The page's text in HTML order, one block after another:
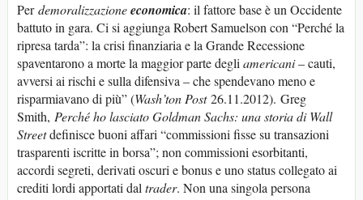
Perdemoralizzazioneeconomica: il fattore base è un Occidente
battuto in gara. Ci si aggiunga Robert Samuelson con “Perché la
ripresa tarda”: la crisi finanziaria e la Grande Recessione
spaventarono a morte la maggior parte degliamericani– cauti,
avversi ai rischi e sulla difensiva – che spendevano meno e
risparmiavano di più” (Wash’ton Post26.11.2012). Greg
Smith, Perché ho lasciatoGoldman Sachs: una storia di Wall
Streetdefinisce buoni affari “commissioni fisse su transazioni
trasparenti iscritte in borsa”; non commissioni esorbitanti,
accordi segreti, derivati oscuri e bonus e uno status collegato ai
crediti lordi apportati daltrader. Non una singola persona